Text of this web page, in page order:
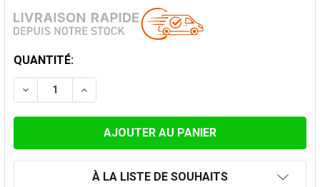
STOCK
ACTUEL:
QUANTITÉ:
DIMINUER LA QUANTITÉ DE SUPPORT DE TOIT LONG
AUGMENTER LA QUANTITÉ DE SUPPORT
À LA LISTE DE SOUHAITS